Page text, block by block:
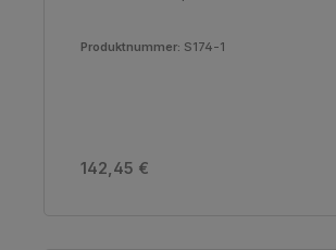
Produktnummer: S174-1
Regulärer Preis:
142,45 €